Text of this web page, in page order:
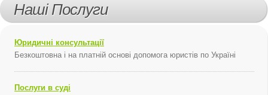
Наші Послуги
Юридичні консультації
Безкоштовна і на платній основі допомога юристів по Україні
Послуги в суді